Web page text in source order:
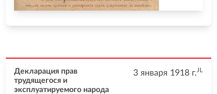
3 января 1918 г.JL
Декларация прав
трудящегося и
эксплуатируемого народа